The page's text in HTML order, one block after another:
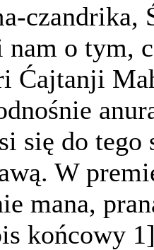
czandrika,
o tym,
Ćajtanji
się do
W
mana,
końcowy